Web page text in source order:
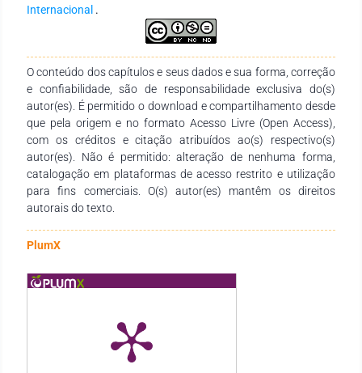
Internacional .
O conteúdo dos capítulos e seus dados e sua forma, correção
e confiabilidade, são de responsabilidade exclusiva do(s)
autor(es). É permitido o download e compartilhamento desde
que pela origem e no formato Acesso Livre (Open Access),
com os créditos e citação atribuídos ao(s) respectivo(s)
autor(es). Não é permitido: alteração de nenhuma forma,
catalogação em plataformas de acesso restrito e utilização
para fins comerciais. O(s) autor(es) mantêm os direitos
autorais do texto.
PlumX